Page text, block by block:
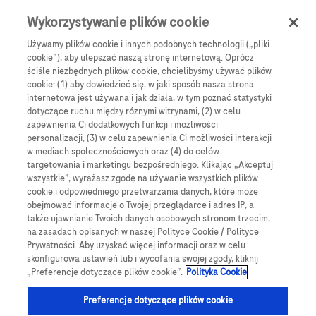
Skip navigation Menu
Ścieżka nawigacyjna
Nakłuwacz
Wsparcie produktowe
Accu-ChekFastClix
NakłuwaczAccu-ChekFastClix to urządzenie
umożliwiające wykonanie nakłucia potrzebnego
do przeprowadzenia badania poziomu glukozy
we krwi. Takie badanie jest elementem
codziennej kontroli cukrzycy.
NakłuwaczAccu-ChekFastClix jest wyposażony
Wykorzystywanie plików cookie
Używamy plików cookie i innych podobnych technologii („pliki
cookie”), aby ulepszać naszą stronę internetową. Oprócz
ściśle niezbędnych plików cookie, chcielibyśmy używać plików
cookie: (1) aby dowiedzieć się, w jaki sposób nasza strona
internetowa jest używana i jak działa, w tym poznać statystyki
dotyczące ruchu między róznymi witrynami, (2) w celu
zapewnienia Ci dodatkowych funkcji i możliwości
personalizacji, (3) w celu zapewnienia Ci możliwości interakcji
w mediach społecznościowych oraz (4) do celów
targetowania i marketingu bezpośredniego. Klikając „Akceptuj
wszystkie”, wyrażasz zgodę na używanie wszystkich plików
cookie i odpowiedniego przetwarzania danych, które może
obejmować informacje o Twojej przeglądarce i adres IP, a
także ujawnianie Twoich danych osobowych stronom trzecim,
na zasadach opisanych w naszej Polityce Cookie / Polityce
Prywatności. Aby uzyskać więcej informacji oraz w celu
skonfigurowa ustawień lub i wycofania swojej zgody, kliknij
„Preferencje dotyczące plików cookie”. Polityka Cookie
Preferencje dotyczące plików cookie